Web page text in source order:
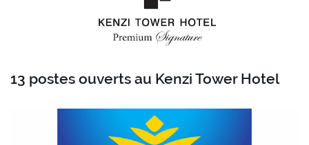
13 postes ouverts au Kenzi Tower Hotel